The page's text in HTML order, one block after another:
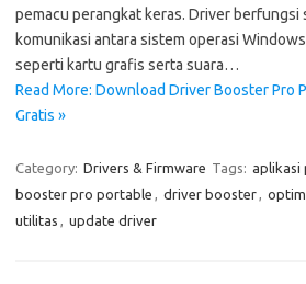
pemacu perangkat keras. Driver berfungsi
komunikasi antara sistem operasi
seperti kartu grafis serta suara…
Read More: Download Driver Booster Pro
Gratis »
Category: Drivers & Firmware Tags: aplikasi
booster pro portable , driver booster,
utilitas , update driver